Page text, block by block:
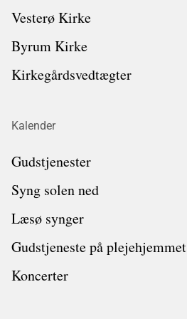
Vesterø Kirke
Byrum Kirke
Kirkegårdsvedtægter
Kalender
Gudstjenester
Syng solen ned
Læsø synger
Gudstjeneste på plejehjemmet
Koncerter